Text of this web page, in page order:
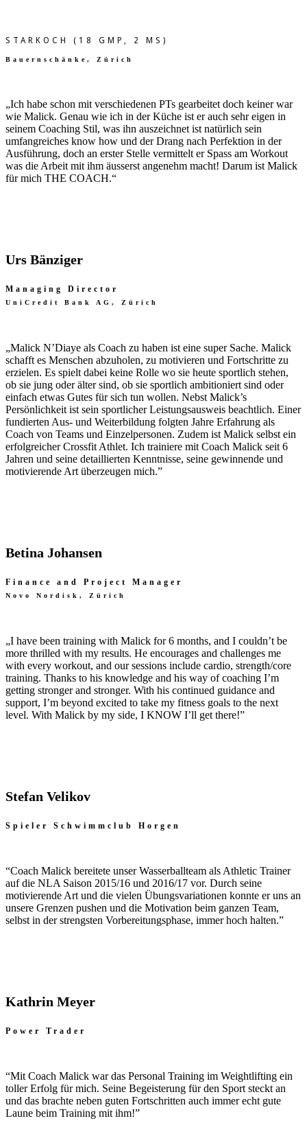
STARKOCH (18 GMP, 2 MS)
Bauernschänke, Zürich
„Ich habe schon mit verschiedenen PTs gearbeitet doch keiner war
wie Malick. Genau wie ich in der Küche ist er auch sehr eigen in
seinem Coaching Stil, was ihn auszeichnet ist natürlich sein
umfangreiches know how und der Drang nach Perfektion in der
Ausführung, doch an erster Stelle vermittelt er Spass am Workout
was die Arbeit mit ihm äusserst angenehm macht! Darum ist Malick
für mich THE COACH.“
Urs Bänziger
Managing Director
UniCredit Bank AG, Zürich
„Malick N’Diaye als Coach zu haben ist eine super Sache. Malick
schafft es Menschen abzuholen, zu motivieren und Fortschritte zu
erzielen. Es spielt dabei keine Rolle wo sie heute sportlich stehen,
ob sie jung oder älter sind, ob sie sportlich ambitioniert sind oder
einfach etwas Gutes für sich tun wollen. Nebst Malick’s
Persönlichkeit ist sein sportlicher Leistungsausweis beachtlich. Einer
fundierten Aus- und Weiterbildung folgten Jahre Erfahrung als
Coach von Teams und Einzelpersonen. Zudem ist Malick selbst ein
erfolgreicher Crossfit Athlet. Ich trainiere mit Coach Malick seit 6
Jahren und seine detaillierten Kenntnisse, seine gewinnende und
motivierende Art überzeugen mich.”
Betina Johansen
Finance and Project Manager
Novo Nordisk, Zürich
„I have been training with Malick for 6 months, and I couldn’t be
more thrilled with my results. He encourages and challenges me
with every workout, and our sessions include cardio, strength/core
training. Thanks to his knowledge and his way of coaching I’m
getting stronger and stronger. With his continued guidance and
support, I’m beyond excited to take my fitness goals to the next
level. With Malick by my side, I KNOW I’ll get there!”
Stefan Velikov
Spieler Schwimmclub Horgen
“Coach Malick bereitete unser Wasserballteam als Athletic Trainer
auf die NLA Saison 2015/16 und 2016/17 vor. Durch seine
motivierende Art und die vielen Übungsvariationen konnte er uns an
unsere Grenzen pushen und die Motivation beim ganzen Team,
selbst in der strengsten Vorbereitungsphase, immer hoch halten.”
Kathrin Meyer
Power Trader
“Mit Coach Malick war das Personal Training im Weightlifting ein
toller Erfolg für mich. Seine Begeisterung für den Sport steckt an
und das brachte neben guten Fortschritten auch immer echt gute
Laune beim Training mit ihm!”